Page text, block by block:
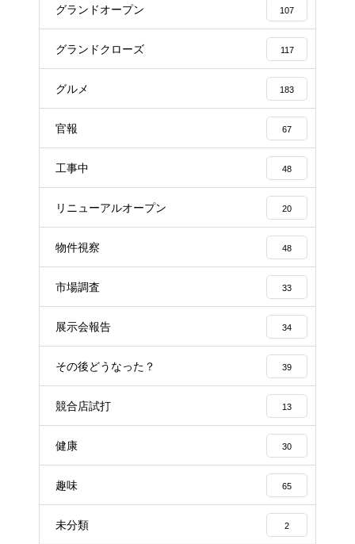
グランドオープン 107
グランドクローズ 117
グルメ 183
官報 67
工事中 48
リニューアルオープン 20
物件視察 48
市場調査 33
展示会報告 34
その後どうなった？ 39
競合店試打 13
健康 30
趣味 65
未分類 2